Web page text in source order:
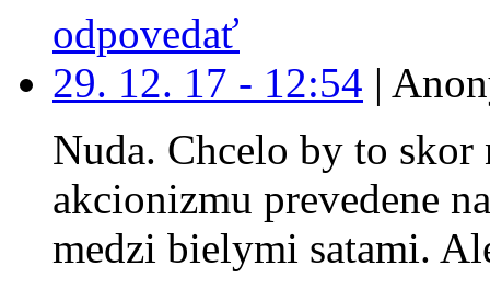
odpovedať
29. 12. 17 - 12:54 |
Nuda. Chcelo by to
akcionizmu prevedene
medzi bielymi satami.